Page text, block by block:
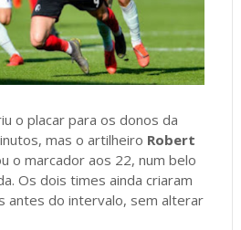
o placar para os donos da
mas o artilheiro Robert
o marcador aos 22, num belo
Os dois times ainda criaram
antes do intervalo, sem alterar